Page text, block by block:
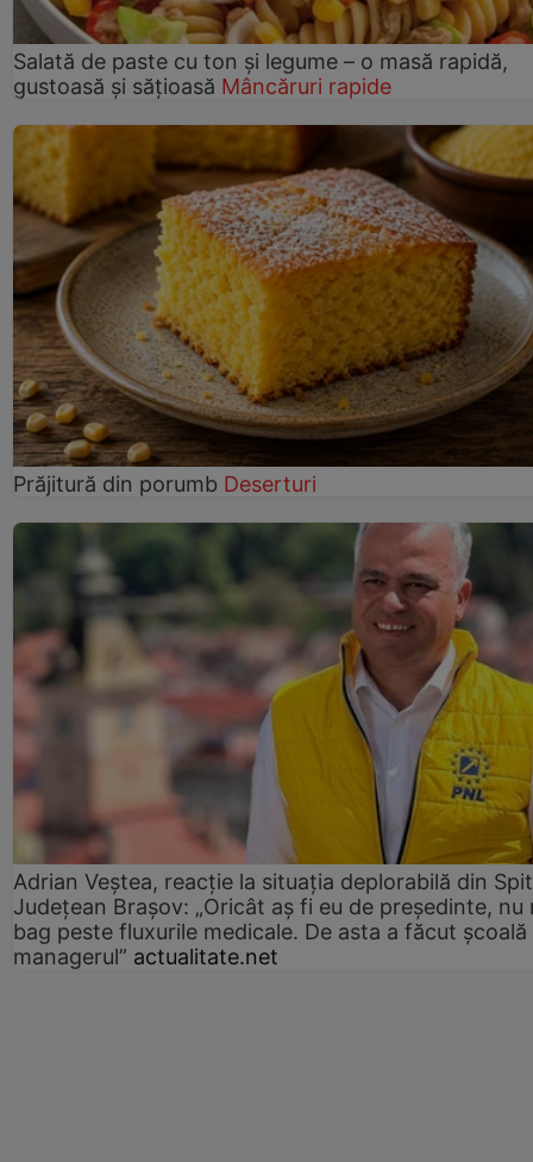
Salată de paste cu ton și legume – o masă rapidă,
gustoasă și sățioasă Mâncăruri rapide
Prăjitură din porumb Deserturi
Adrian Veștea, reacție la situația deplorabilă din
Județean Brașov: „Oricât aș fi eu de președinte, nu
bag peste fluxurile medicale. De asta a făcut școală
managerul” actualitate.net